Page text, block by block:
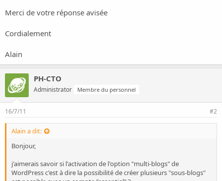
Merci de votre réponse avisée
Cordialement
Alain
PH-CTO
Administrator Membre du personnel
16/7/11 #2
Alain a dit:
Bonjour,
j'aimerais savoir si l'activation de l'option "multi-blogs" de
WordPress c'est à dire la possibilité de créer plusieurs "sous-blogs"